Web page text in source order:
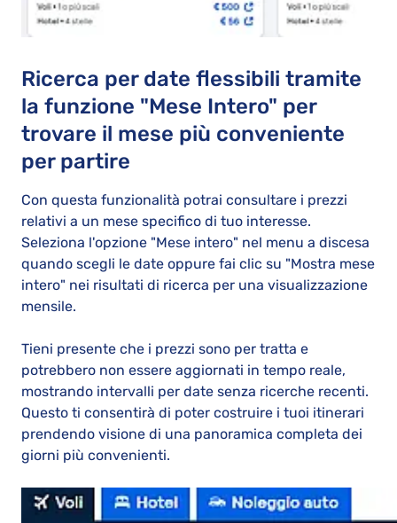
Ricerca per date flessibili tramite
la funzione "Mese Intero" per
trovare il mese più conveniente
per partire
Con questa funzionalità potrai consultare i prezzi
relativi a un mese specifico di tuo interesse.
Seleziona l'opzione "Mese intero" nel menu a discesa
quando scegli le date oppure fai clic su "Mostra mese
intero" nei risultati di ricerca per una visualizzazione
mensile.
Tieni presente che i prezzi sono per tratta e
potrebbero non essere aggiornati in tempo reale,
mostrando intervalli per date senza ricerche recenti.
Questo ti consentirà di poter costruire i tuoi itinerari
prendendo visione di una panoramica completa dei
giorni più convenienti.